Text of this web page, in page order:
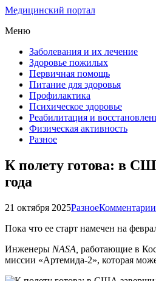
Медицинский портал
Меню
Заболевания и их лечение
Здоровье пожилых
Первичная помощь
Питание для здоровья
Профилактика
Психическое здоровье
Реабилитация и
Физическая активность
Разное
К полету готова: в
года
21 октября 2025Разное
Пока что ее старт намечен на
Инженеры NASA, работающие в
миссии «Артемида-2», которая